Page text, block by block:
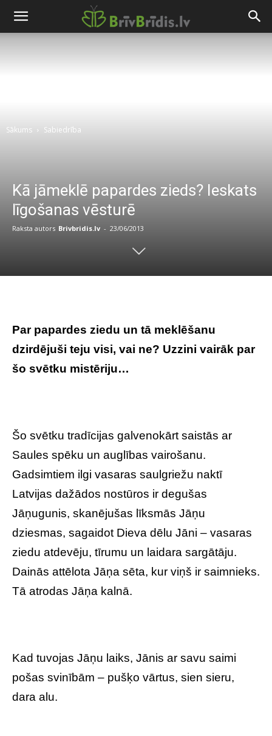
Sākums Sabiedrība
Kā jāmeklē papardes zieds? Ieskats
līgošanas vēsturē
Raksta autors Brivbridis.lv - 23/06/2013
Par papardes ziedu un tā meklēšanu
dzirdējuši teju visi, vai ne? Uzzini vairāk par
šo svētku mistēriju…
Šo svētku tradīcijas galvenokārt saistās ar
Saules spēku un auglības vairošanu.
Gadsimtiem ilgi vasaras saulgriežu naktī
Latvijas dažādos nostūros ir degušas
Jāņugunis, skanējušas līksmās Jāņu
dziesmas, sagaidot Dieva dēlu Jāni – vasaras
ziedu atdevēju, tīrumu un laidara sargātāju.
Dainās attēlota Jāņa sēta, kur viņš ir saimnieks.
Tā atrodas Jāņa kalnā.
Kad tuvojas Jāņu laiks, Jānis ar savu saimi
pošas svinībām – pušķo vārtus, sien sieru,
dara alu.